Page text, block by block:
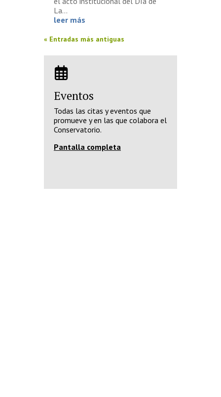
La...
leer más
« Entradas más antiguas
Eventos
Todas las citas y eventos que
promueve y en las que colabora el
Conservatorio.
Pantalla completa